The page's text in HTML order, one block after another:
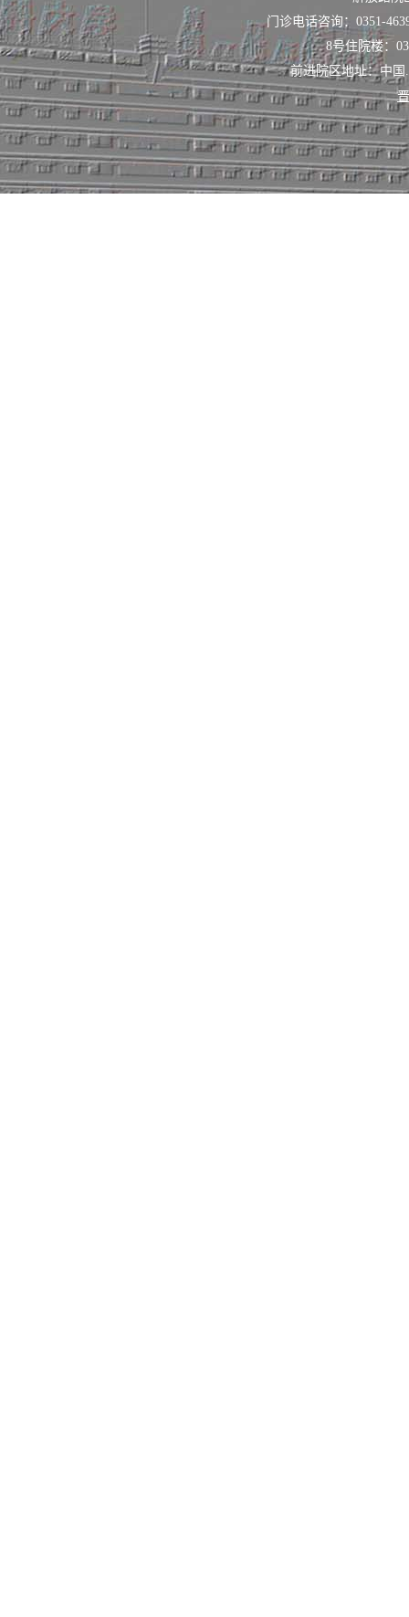
门诊电话咨询：0351-
8号住院楼：
前进院区地址：中